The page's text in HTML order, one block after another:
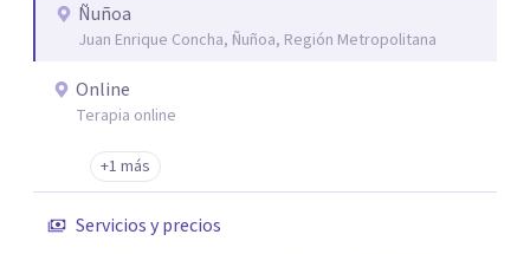
Ñuñoa
Juan Enrique Concha, Ñuñoa, Región Metropolitana
Online
Terapia online
+1 más
Servicios y precios